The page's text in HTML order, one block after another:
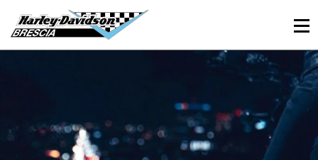
030 3366984 Viale Sant’Eufemia, 26 - Brescia